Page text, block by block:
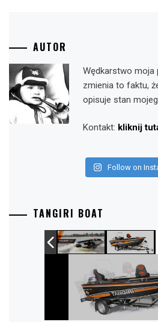
AUTOR
Wędkarstwo moja
zmienia to faktu,
opisuje stan
Kontakt: kliknij
Follow on
TANGIRI BOAT